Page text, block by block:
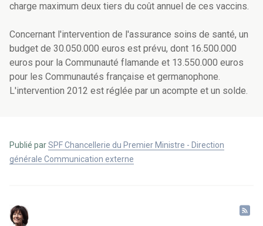
charge maximum deux tiers du coût annuel de ces vaccins.
Concernant l'intervention de l'assurance soins de santé, un
budget de 30.050.000 euros est prévu, dont 16.500.000
euros pour la Communauté flamande et 13.550.000 euros
pour les Communautés française et germanophone.
L'intervention 2012 est réglée par un acompte et un solde.
Publié parSPF Chancellerie du Premier Ministre - Direction
générale Communication externe